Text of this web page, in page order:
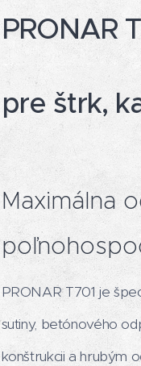
PRONAR
pre štrk,
Maximálna
PRONAR T701 je
sutiny, betónového
konštrukcii a hrubým